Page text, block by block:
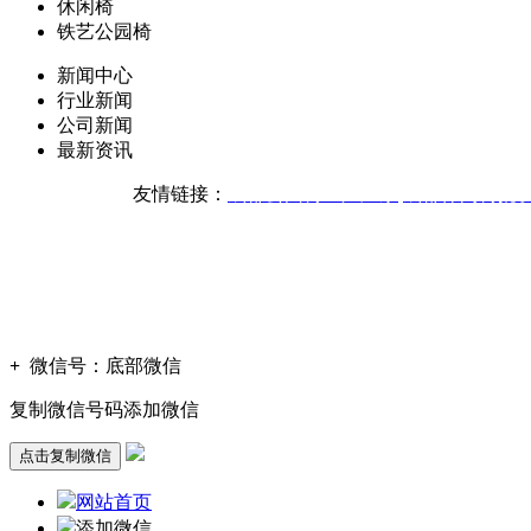
休闲椅
铁艺公园椅
新闻中心
行业新闻
公司新闻
最新资讯
友情链接：
+ 微信号： 底部微信
复制微信号码添加微信
点击复制微信
网站首页